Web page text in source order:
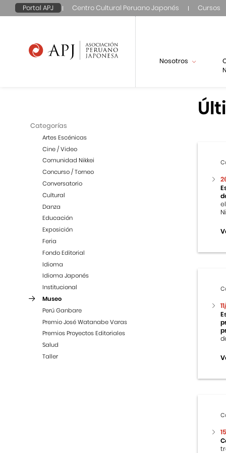
Portal APJ Centro Cultural Peruano Japonés Cursos
Nosotros
Categorías
Artes Escénicas
Cine / Video
Comunidad Nikkei
Concurso / Torneo
Conversatorio
Cultural
Danza
Educación
Exposición
Feria
Fondo Editorial
Idioma
Idioma Japonés
Institucional
Museo
Perú Ganbare
Premio José Watanabe Varas
Premios Proyectos Editoriales
Salud
Taller